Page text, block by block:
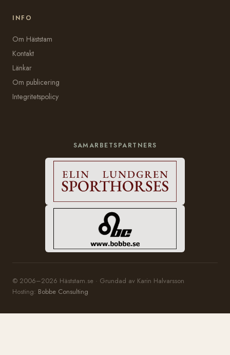
INFO
Om Häststam
Kontakt
Länkar
Om publicering
Integritetspolicy
SAMARBETSPARTNERS
© 2006–2026 Häststam.se · Grundad av Karin Halvarsson
Hosting: Bobbe Consulting